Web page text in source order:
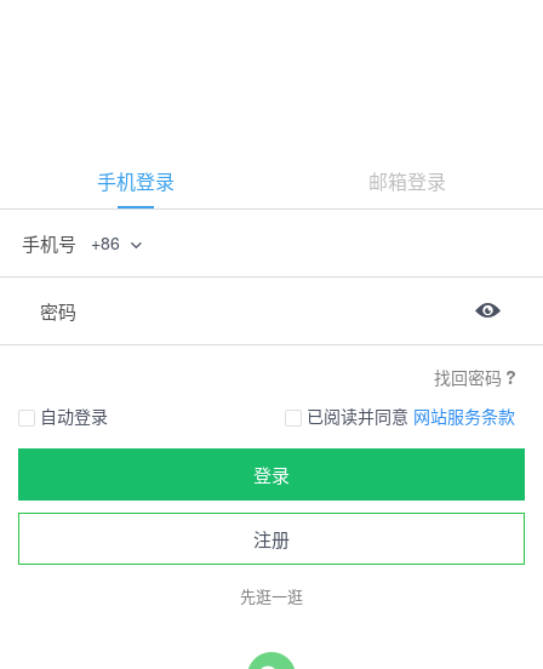
手机登录 邮箱登录
手机号 +86
密码
找回密码
自动登录
已阅读并同意 网站服务条款
登录
注册
先逛一逛